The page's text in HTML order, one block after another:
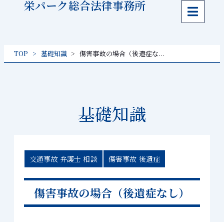
キッ
プ
栄パーク総合法律事務所
TOP 基礎知識 傷害事故の場合（後遺症な...
基礎知識
交通事故 弁護士 相談 傷害事故 後遺症
傷害事故の場合（後遺症なし）